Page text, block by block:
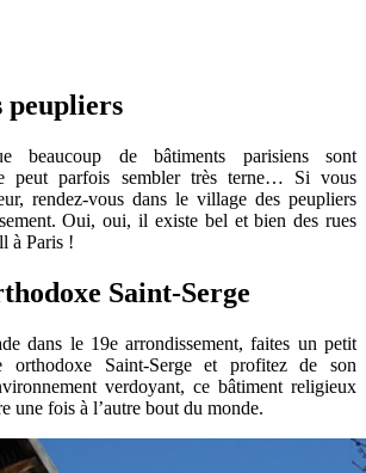
peupliers
de bâtiments parisiens sont
peut parfois sembler très terne… Si vous
rendez-vous dans le village des peupliers
Oui, oui, il existe bel et bien des rues
à Paris !
Saint-Serge
dans le 19e arrondissement, faites un petit
orthodoxe Saint-Serge et profitez de son
verdoyant, ce bâtiment religieux
une fois à l’autre bout du monde.